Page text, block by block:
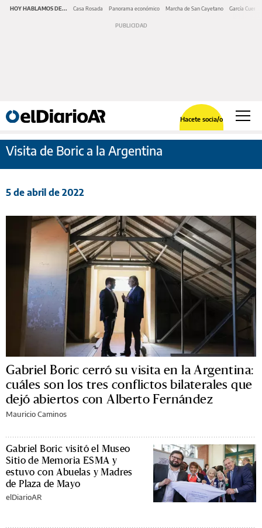
HOY HABLAMOS DE... Casa Rosada Panorama económico Marcha de San Cayetano García Cuerva
Hacete socia/o
Visita de Boric a la Argentina
5 de abril de 2022
Gabriel Boric cerró su visita en la Argentina:
cuáles son los tres conflictos bilaterales que
dejó abiertos con Alberto Fernández
Mauricio Caminos
Gabriel Boric visitó el Museo
Sitio de Memoria ESMA y
estuvo con Abuelas y Madres
de Plaza de Mayo
elDiarioAR